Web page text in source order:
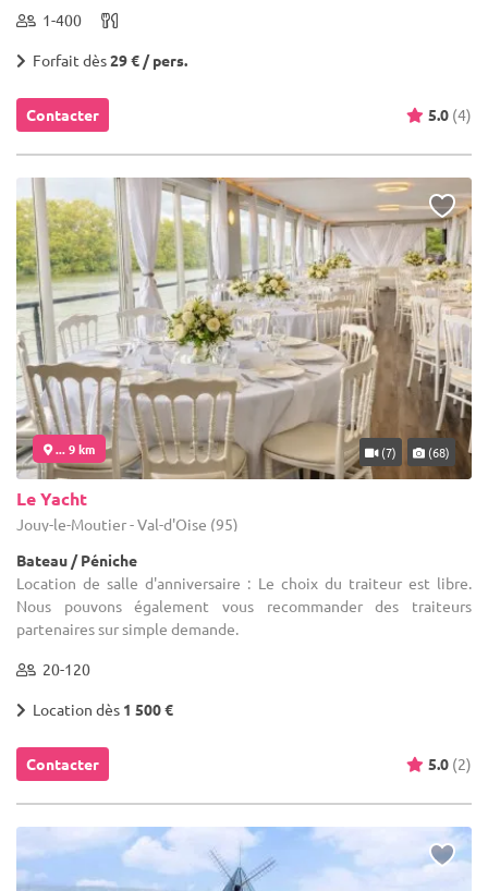
1-400
Forfait dès29 € / pers.
Contacter 5.0 (4)
... 9 km (7) (68)
Le Yacht
Jouy-le-Moutier - Val-d'Oise (95)
Bateau / Péniche
Location de salle d'anniversaire : Le choix du traiteur est libre.
Nous pouvons également vous recommander des traiteurs
partenaires sur simple demande.
20-120
Location dès 1 500 €
Contacter 5.0 (2)